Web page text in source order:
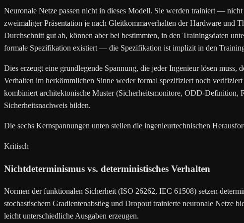
Neuronale Netze passen nicht in dieses Modell. Sie werden trainiert —
zweimaliger Präsentation je nach Gleitkommaverhalten der Hardware und
Durchschnitt gut ab, können aber bei bestimmten, in den Trainingsdaten
formale Spezifikation existiert — die Spezifikation ist implizit in den
Dies erzeugt eine grundlegende Spannung, die jeder Ingenieur lösen
Verhalten im herkömmlichen Sinne weder formal spezifiziert noch
kombiniert architektonische Muster (Sicherheitsmonitore, ODD-Definition,
Sicherheitsnachweis bilden.
Die sechs Kernspannungen unten stellen die ingenieurtechnischen
Kritisch
Nichtdeterminismus vs. deterministisches Verhalten
Normen der funktionalen Sicherheit (ISO 26262, IEC 61508) setzen
stochastischem Gradientenabstieg und Dropout trainierte neuronale Netze
leicht unterschiedliche Ausgaben erzeugen.